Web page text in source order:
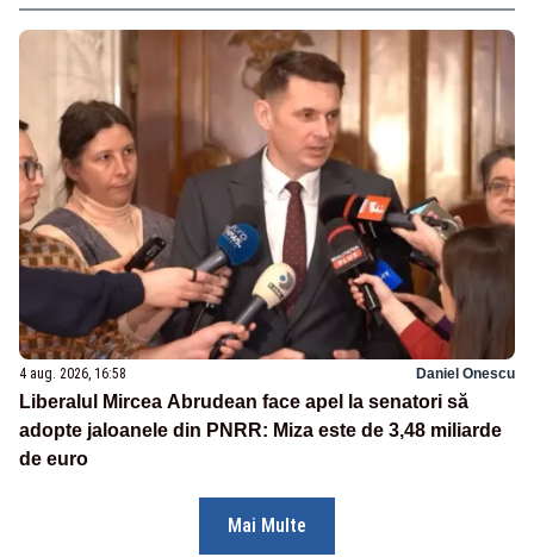
4 aug. 2026, 16:58 Daniel Onescu
Liberalul Mircea Abrudean face apel la senatori să
adopte jaloanele din PNRR: Miza este de 3,48 miliarde
de euro
Mai Multe